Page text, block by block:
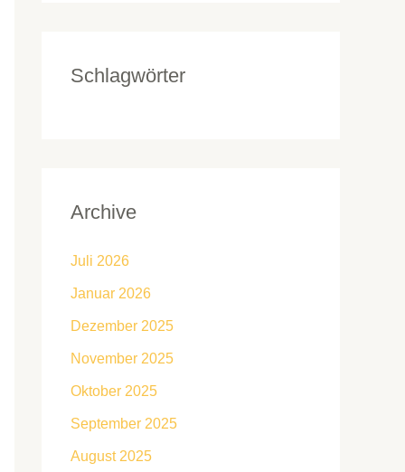
Schlagwörter
Archive
Juli 2026
Januar 2026
Dezember 2025
November 2025
Oktober 2025
September 2025
August 2025